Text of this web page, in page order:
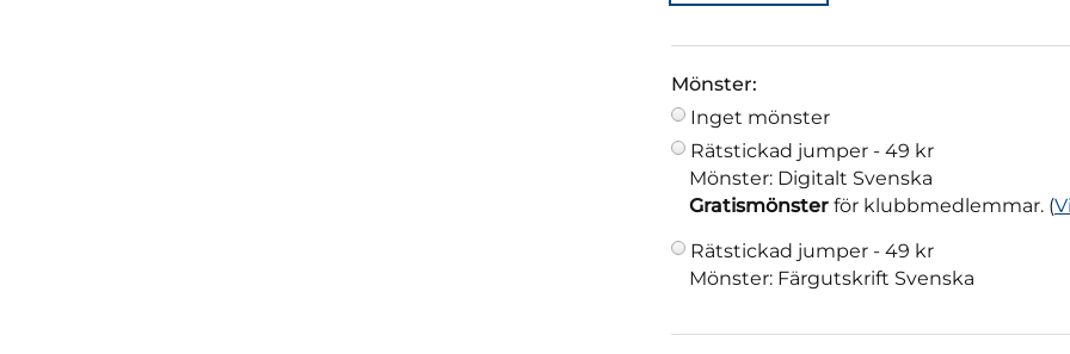
Mönster:
Inget mönster
Rätstickad jumper - 49 kr
Mönster: Digitalt Svenska
Gratismönster för klubbmedlemmar. (
Rätstickad jumper - 49 kr
Mönster: Färgutskrift Svenska